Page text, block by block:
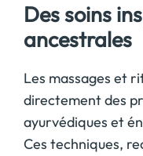
Des soins
ancestrales
Les massages et
directement des
ayurvédiques et
Ces techniques,